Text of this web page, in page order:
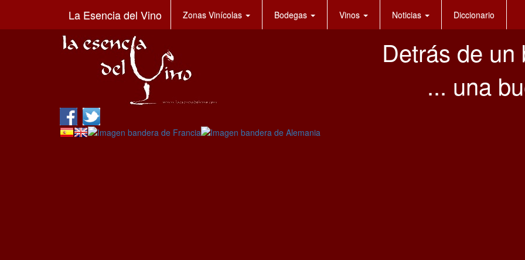
La Esencia del Vino Zonas Vinícolas Bodegas Vinos Noticias Diccionario
Detrás de un
... una